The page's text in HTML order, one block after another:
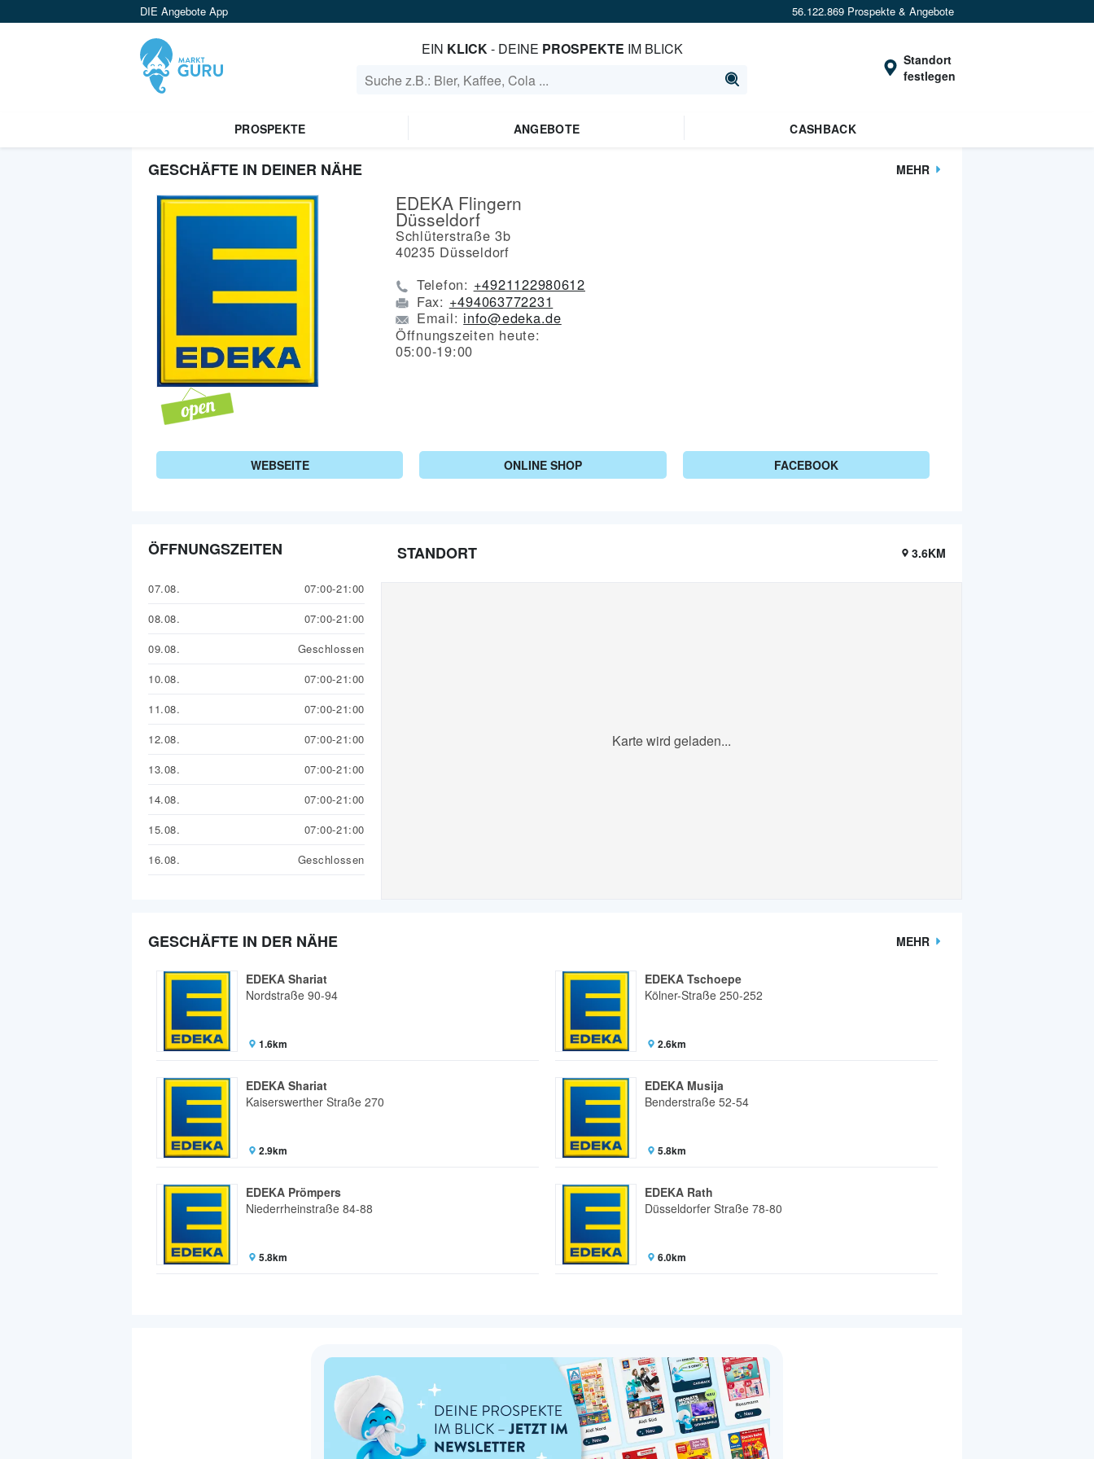
DIE Angebote App 56.122.869 Prospekte & Angebote
EIN KLICK- DEINE PROSPEKTE IM BLICK
Standort
festlegen
PROSPEKTE ANGEBOTE CASHBACK
GESCHÄFTE IN DEINER NÄHE MEHR
EDEKA Flingern
Düsseldorf
Schlüterstraße 3b
40235 Düsseldorf
Telefon: +4921122980612
Fax: +494063772231
Email: info@edeka.de
Öffnungszeiten heute:
05:00-19:00
WEBSEITE ONLINE SHOP FACEBOOK
ÖFFNUNGSZEITEN
07.08.
07:00-21:00
08.08.
07:00-21:00
09.08.
Geschlossen
10.08.
07:00-21:00
11.08.
07:00-21:00
12.08.
07:00-21:00
13.08.
07:00-21:00
14.08.
07:00-21:00
15.08.
07:00-21:00
16.08.
Geschlossen
STANDORT 3.6KM
Karte wird geladen...
GESCHÄFTE IN DER NÄHE MEHR
EDEKA Shariat
Nordstraße 90-94
1.6km
EDEKA Tschoepe
Kölner-Straße 250-252
2.6km
EDEKA Shariat
Kaiserswerther Straße 270
2.9km
EDEKA Musija
Benderstraße 52-54
5.8km
EDEKA Prömpers
Niederrheinstraße 84-88
5.8km
EDEKA Rath
Düsseldorfer Straße 78-80
6.0km